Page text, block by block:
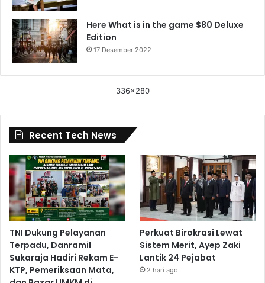
Here What is in the game $80 Deluxe
Edition
17 Desember 2022
336x280
Recent Tech News
TNI Dukung Pelayanan
Terpadu, Danramil
Sukaraja Hadiri Rekam E-
KTP, Pemeriksaan Mata,
Perkuat Birokrasi Lewat
Sistem Merit, Ayep Zaki
Lantik 24 Pejabat
2 hari ago